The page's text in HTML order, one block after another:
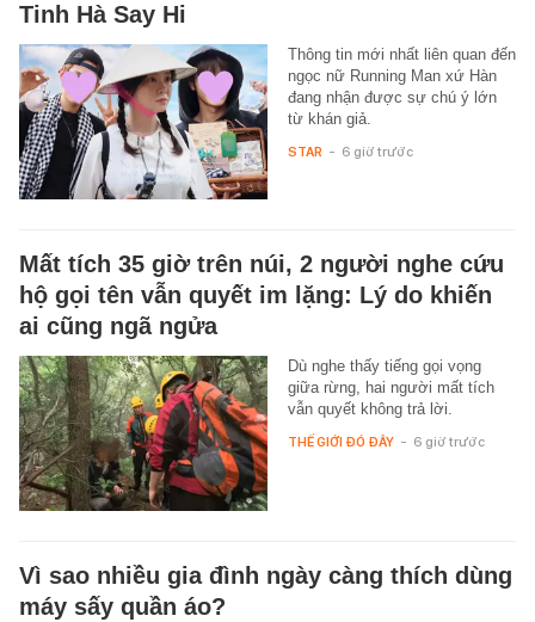
Tinh Hà Say Hi
Thông tin mới nhất liên quan đến
ngọc nữ Running Man xứ Hàn
đang nhận được sự chú ý lớn
từ khán giả.
STAR - 6 giờ trước
Mất tích 35 giờ trên núi, 2 người nghe cứu
hộ gọi tên vẫn quyết im lặng: Lý do khiến
ai cũng ngã ngửa
Dù nghe thấy tiếng gọi vọng
giữa rừng, hai người mất tích
vẫn quyết không trả lời.
THẾ GIỚI ĐÓ ĐÂY - 6 giờ trước
Vì sao nhiều gia đình ngày càng thích dùng
máy sấy quần áo?